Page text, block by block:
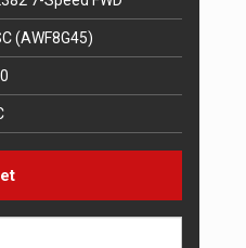
(AWF8G45)